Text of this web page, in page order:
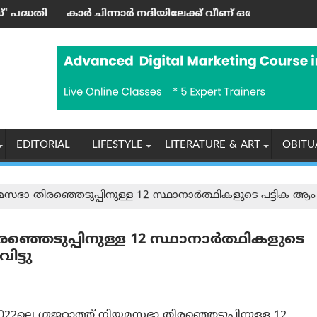
ഉദ്ഘാടനം ചെയ്തു
നദിയിലേക്ക് വീണ് ഒരാള്‍ മരിച്ചു; മൂന്നു പേര്‍ക്ക്
EDITORIAL LIFESTYLE LITERATURE & ART
തിരഞ്ഞെടുപ്പിനുള്ള 12 സ്ഥാനാർത്ഥികളുടെ പട്ടിക ആം
12 സ്ഥാനാർത്ഥികളുടെ